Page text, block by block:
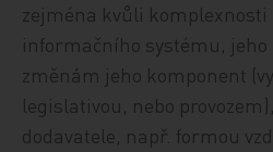
zejména kvůli
informačního systému, jeho
změnám jeho komponent
legislativou, nebo
dodavatele, např. formou